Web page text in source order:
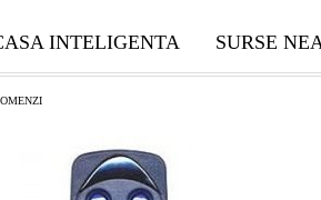
INTELIGENTA SURSE